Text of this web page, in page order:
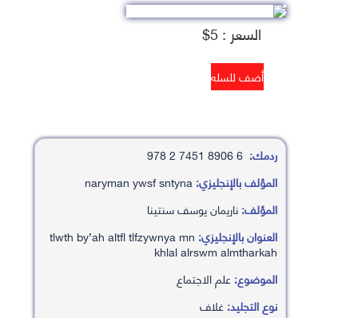
السعر : 5$
ردمك:
المؤلف بالإنجليزي:
المؤلف:ناريمان يوسف سنتينا
العنوان بالإنجليزي: tlwth by’ah altfl tlfzywnya mn
khlal alrswm almtharkah
الموضوع:علم الاجتماع
نوع التجليد:غلاف